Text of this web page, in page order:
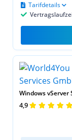
Tarifdetails
Windows vServer
4,9